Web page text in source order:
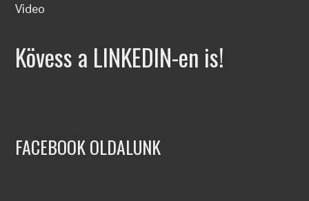
Video
Kövess a LINKEDIN-en is!
FACEBOOK OLDALUNK